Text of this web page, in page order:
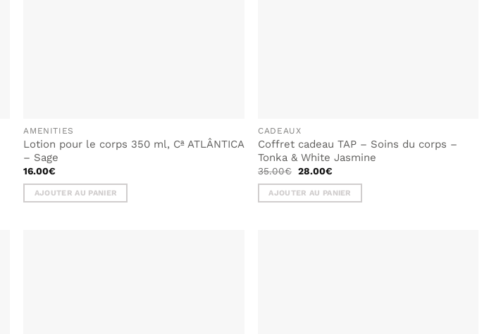
AMENITIES
Lotion pour le corps 350 ml, Cª ATLÂNTICA
– Sage
16.00€
AJOUTER AU PANIER
CADEAUX
Coffret cadeau TAP – Soins du corps –
Tonka & White Jasmine
35.00€ Le
initial
était :
28.00€
actuel
est :
AJOUTER AU PANIER